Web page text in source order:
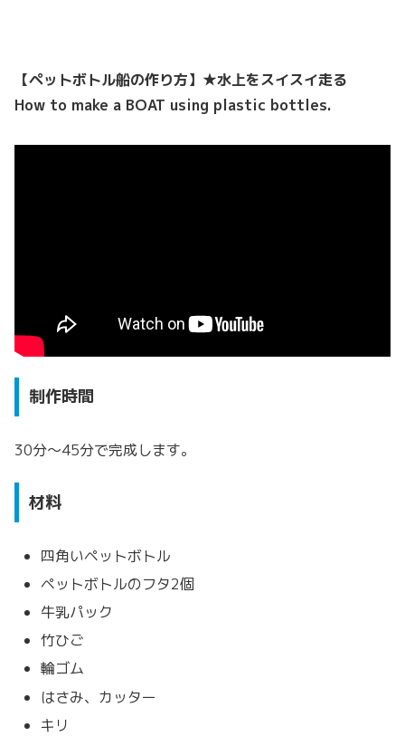
【ペットボトル船の作り方】★水上をスイスイ走る
How to make a BOAT using plastic bottles.
制作時間
30分～45分で完成します。
材料
四角いペットボトル
ペットボトルのフタ2個
牛乳パック
竹ひご
輪ゴム
はさみ、カッター
キリ